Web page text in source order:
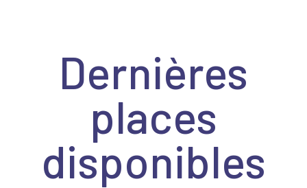
Dernières
places
disponibles